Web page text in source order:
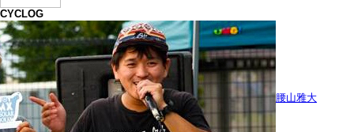
CYCLOG
腰山雅大